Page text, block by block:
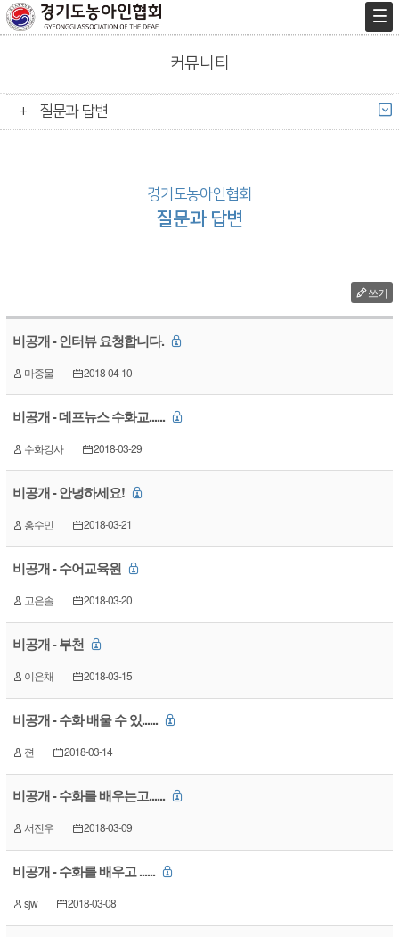
커뮤니티
질문과 답변
경기도농아인협회
질문과 답변
쓰기
비공개 - 인터뷰 요청합니다.
마중물 2018-04-10
비공개 - 데프뉴스 수화교......
수화강사 2018-03-29
비공개 - 안녕하세요!
홍수민 2018-03-21
비공개 - 수어교육원
고은솔 2018-03-20
비공개 - 부천
이은채 2018-03-15
비공개 - 수화 배울 수 있......
젼 2018-03-14
비공개 - 수화를 배우는고......
서진우 2018-03-09
비공개 - 수화를 배우고 ......
sjw 2018-03-08